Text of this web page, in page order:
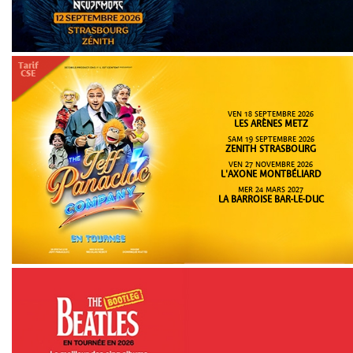
VEN 18 SEPTEMBRE 2026
LES ARÈNES METZ
SAM 19 SEPTEMBRE 2026
ZENITH STRASBOURG
VEN 27 NOVEMBRE 2026
L'AXONE MONTBÉLIARD
MER 24 MARS 2027
LA BARROISE BAR-LE-DUC